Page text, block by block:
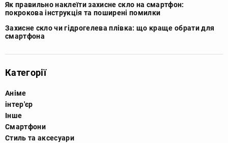
Як правильно наклеїти захисне скло на смартфон:
покрокова інструкція та поширені помилки
Захисне скло чи гідрогелева плівка: що краще обрати для
смартфона
Категорії
Аніме
інтер'єр
Інше
Смартфони
Стиль та аксесуари